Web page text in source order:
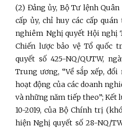
(2) Đảng ủy, Bộ Tư lệnh
cấp ủy, chỉ huy các cấp
nghiêm Nghị quyết Hội nghị
Chiến lược bảo vệ Tổ quốc
quyết số 425-NQ/QUTW,
Trung ương, “Về sắp xếp,
hoạt động của các doanh
và những năm tiếp theo”; Kết
10-2019, của Bộ Chính trị
hiện Nghị quyết số 28-NQ/